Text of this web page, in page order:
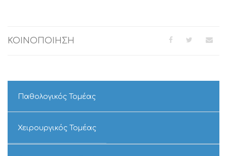
¨ΑΝΑΛΩΣΙΜΩΝ
AIRVO2
FLOW
ΚΛΙΝΙΚΗΣ¨»
ΚΟΙΝΟΠΟΙΗΣΗ
Παθολογικός Τομέας
Χειρουργικός Τομέας